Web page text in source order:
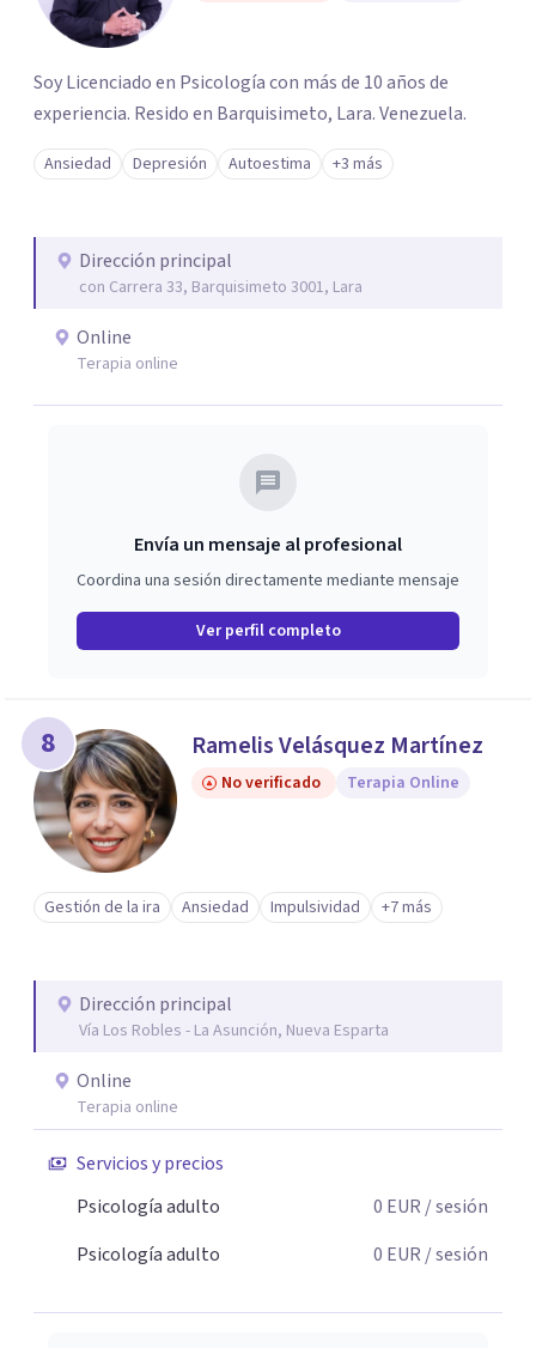
Soy Licenciado en Psicología con más de 10 años de
experiencia. Resido en Barquisimeto, Lara. Venezuela.
Ansiedad Depresión Autoestima +3 más
Dirección principal
con Carrera 33, Barquisimeto 3001, Lara
Online
Terapia online
Envía un mensaje al profesional
Coordina una sesión directamente mediante mensaje
Ver perfil completo
8 Ramelis Velásquez Martínez
No verificado Terapia Online
Gestión de la ira Ansiedad Impulsividad +7 más
Dirección principal
Vía Los Robles - La Asunción, Nueva Esparta
Online
Terapia online
Servicios y precios
Psicología adulto
0 EUR / sesión
Psicología adulto
0 EUR / sesión